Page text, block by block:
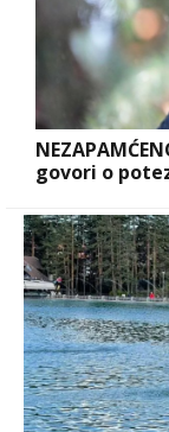
govori o